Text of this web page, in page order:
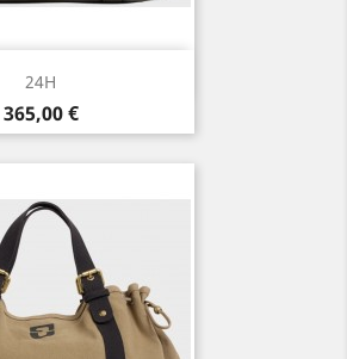
24H
Prix
365,00 €
Aperçu rapide